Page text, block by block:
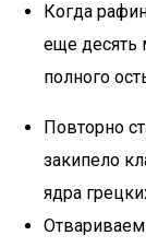
Когда
еще десять
полного
Повторно
закипело
ядра